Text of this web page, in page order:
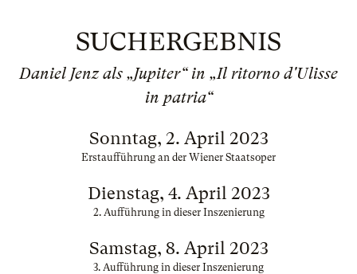
SUCHERGEBNIS
Daniel Jenz als „Jupiter“ in „Il ritorno d'Ulisse
in patria“
Sonntag, 2. April 2023
Erstaufführung an der Wiener Staatsoper
Dienstag, 4. April 2023
2. Aufführung in dieser Inszenierung
Samstag, 8. April 2023
3. Aufführung in dieser Inszenierung